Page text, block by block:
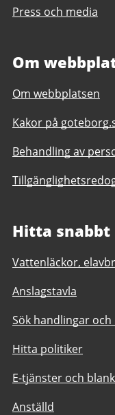
Press och media
Om
Om webbplatsen
Kakor på
Behandling av
Hitta snabbt
Vattenläckor,
Anslagstavla
Sök handlingar
Hitta politiker
E-tjänster och
Anställd